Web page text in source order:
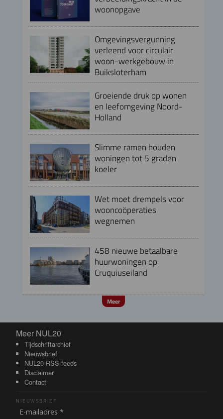
woonopgave
Omgevingsvergunning
verleend voor circulair
woon-werkgebouw in
Buiksloterham
Groeiende druk op wonen
en leefomgeving Noord-
Holland
Slimme ramen houden
woningen tot 5 graden
koeler
Wet moet drempels voor
wooncoöperaties
wegnemen
458 nieuwe betaalbare
huurwoningen op
Cruquiuseiland
Meer
Meer NUL20
Meer NUL20
Tijdschriftarchief
Nieuwsbrief
NUL20 RSS-feeds
Disclaimer
Contact
NIEUWSBRIEF
E-mailadres *